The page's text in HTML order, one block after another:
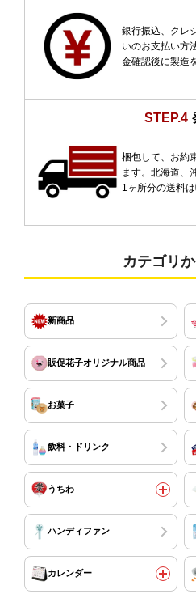
銀行振込、クレ
いのお支払い方
金確認後に製造
STEP.4
梱包して、お約
ます。北海道、
1ヶ所分の送料
カテゴリ
新商品
販促花子オリジナル商品
お菓子
飲料・ドリンク
うちわ
ハンディファン
カレンダー